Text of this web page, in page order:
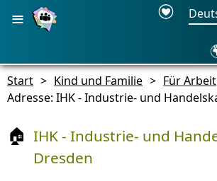
≡
Start > Kind und Familie > Für
Adresse: IHK - Industrie- und
🏠 IHK - Industrie- und
Dresden